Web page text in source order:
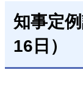
知事定
16日）